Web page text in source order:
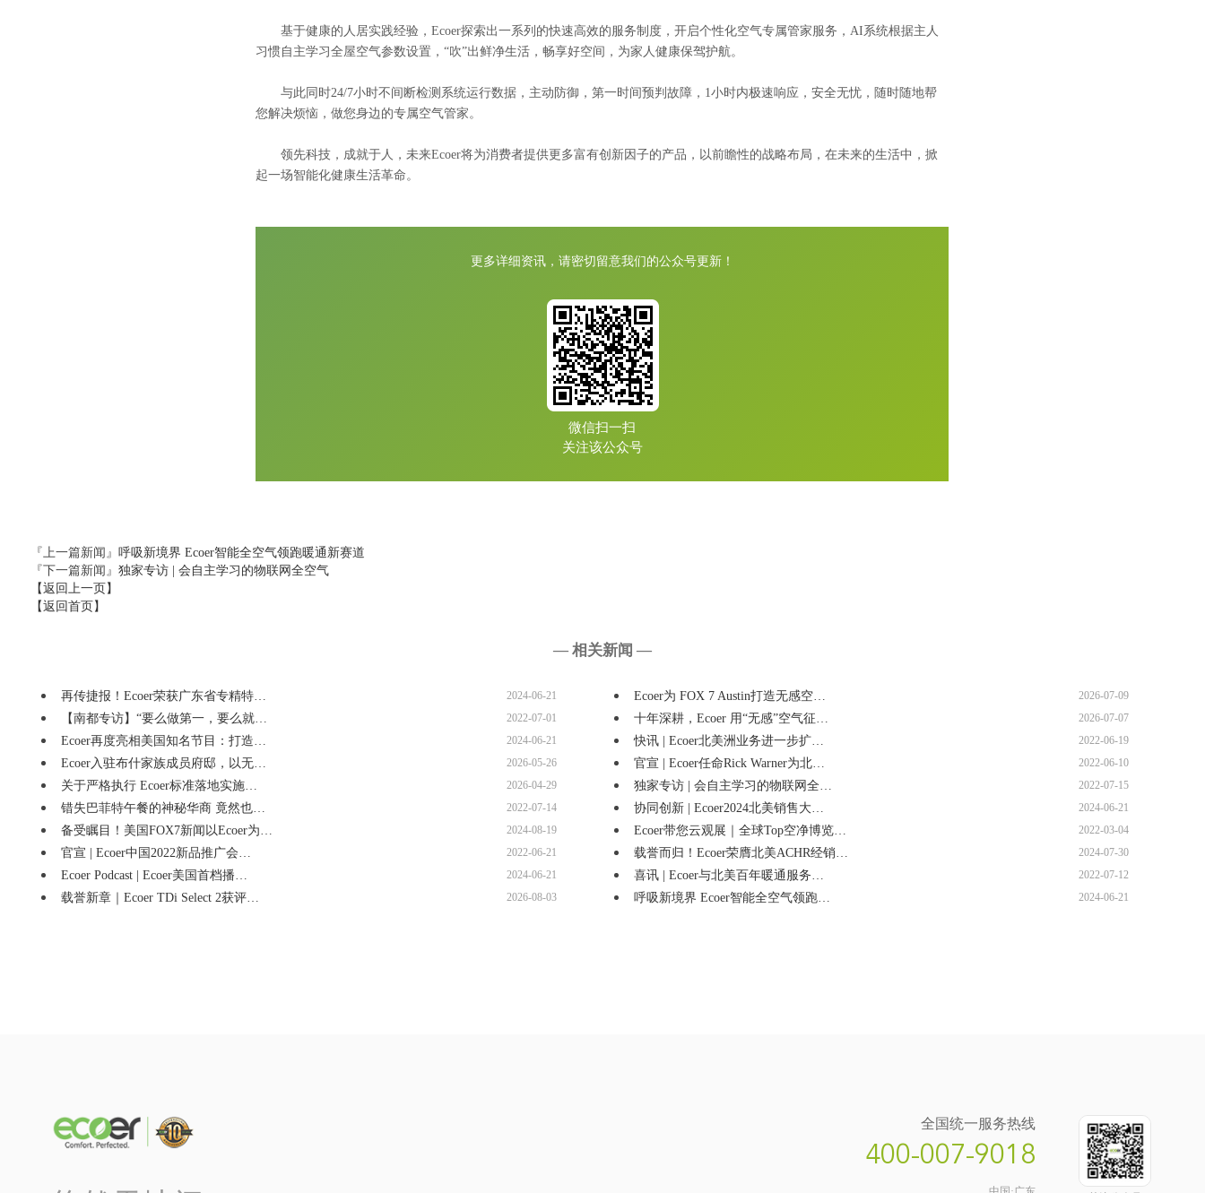
基于健康的人居实践经验，Ecoer探索出一系列的快速高效的服务制度，开启个性化空气专属管家服务，AI系统根据主人
习惯自主学习全屋空气参数设置，“吹”出鲜净生活，畅享好空间，为家人健康保驾护航。
与此同时24/7小时不间断检测系统运行数据，主动防御，第一时间预判故障，1小时内极速响应，安全无忧，随时随地帮
您解决烦恼，做您身边的专属空气管家。
领先科技，成就于人，未来Ecoer将为消费者提供更多富有创新因子的产品，以前瞻性的战略布局，在未来的生活中，掀
起一场智能化健康生活革命。
更多详细资讯，请密切留意我们的公众号更新！
微信扫一扫
关注该公众号
『上一篇新闻』 呼吸新境界 Ecoer智能全空气领跑暖通新赛道
『下一篇新闻』 独家专访 | 会自主学习的物联网全空气
【返回上一页】
【返回首页】
— 相关新闻 —
再传捷报！Ecoer荣获广东省专精特… 2024-06-21 Ecoer为 FOX 7 Austin打造无感空… 2026-07-09
【南都专访】“要么做第一，要么就… 2022-07-01 十年深耕，Ecoer 用“无感”空气征… 2026-07-07
Ecoer再度亮相美国知名节目：打造… 2024-06-21 快讯 | Ecoer北美洲业务进一步扩… 2022-06-19
Ecoer入驻布什家族成员府邸，以无… 2026-05-26 官宣 | Ecoer任命Rick Warner为北… 2022-06-10
关于严格执行 Ecoer标准落地实施… 2026-04-29 独家专访 | 会自主学习的物联网全… 2022-07-15
错失巴菲特午餐的神秘华商 竟然也… 2022-07-14 协同创新 | Ecoer2024北美销售大… 2024-06-21
备受瞩目！美国FOX7新闻以Ecoer为… 2024-08-19 Ecoer带您云观展｜全球Top空净博览… 2022-03-04
官宣 | Ecoer中国2022新品推广会… 2022-06-21 载誉而归！Ecoer荣膺北美ACHR经销… 2024-07-30
Ecoer Podcast | Ecoer美国首档播… 2024-06-21 喜讯 | Ecoer与北美百年暖通服务… 2022-07-12
载誉新章｜Ecoer TDi Select 2获评… 2026-08-03 呼吸新境界 Ecoer智能全空气领跑… 2024-06-21
全国统一服务热线
400-007-9018